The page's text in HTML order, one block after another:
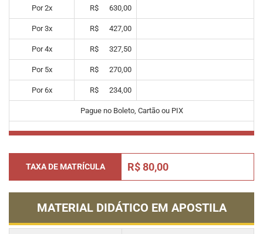
Por2x R$ 630,00
Por3x R$ 427,00
Por4x R$ 327,50
Por 5x R$ 270,00
Por6x R$ 234,00
Pague no Boleto, Cartão ou PIX
TAXA DE MATRÍCULA R$ 80,00
MATERIAL DIDÁTICO EM APOSTILA